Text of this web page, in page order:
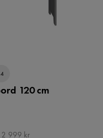
120 cm
2 999 kr